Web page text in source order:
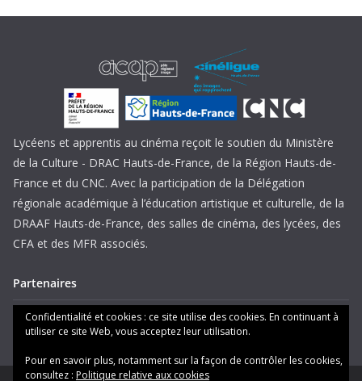
Lycéens et apprentis au cinéma reçoit le soutien du Ministère
de la Culture - DRAC Hauts-de-France, de la Région Hauts-de-
France et du CNC. Avec la participation de la Délégation
régionale académique à l’éducation artistique et culturelle, de la
DRAAF Hauts-de-France, des salles de cinéma, des lycées, des
CFA et des MFR associés.
Partenaires
Mentions légales
Confidentialité et cookies : ce site utilise des cookies. En continuant à
utiliser ce site Web, vous acceptez leur utilisation.
Pour en savoir plus, notamment sur la façon de contrôler les cookies,
consultez : Politique relative aux cookies